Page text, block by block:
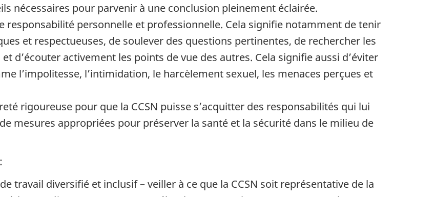
nécessaires pour parvenir à une conclusion pleinement éclairée.
responsabilité personnelle et professionnelle. Cela signifie notamment de tenir
et respectueuses, de soulever des questions pertinentes, de rechercher les
d’écouter activement les points de vue des autres. Cela signifie aussi d’éviter
l’impolitesse, l’intimidation, le harcèlement sexuel, les menaces perçues et
rigoureuse pour que la CCSN puisse s’acquitter des responsabilités qui lui
mesures appropriées pour préserver la santé et la sécurité dans le milieu de
travail diversifié et inclusif – veiller à ce que la CCSN soit représentative de la